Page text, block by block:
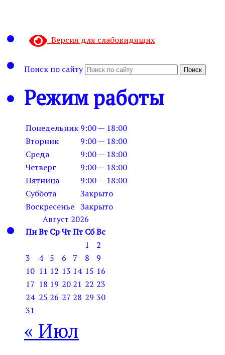
Версия для слабовидящих
Поиск по сайту Поиск
Режим работы
Понедельник 9:00 — 18:00
Вторник
9:00 — 18:00
Среда
9:00 — 18:00
Четверг
9:00 — 18:00
Пятница
9:00 — 18:00
Суббота
Закрыто
Воскресенье Закрыто
Август 2026
ПнВт СрЧтПт СбВс
1
2
3
4 5 6 7 8
9
10 11 12 13 14 15 16
17 18 19 20 21 22 23
24 25 26 27 28 29 30
31
« Июл